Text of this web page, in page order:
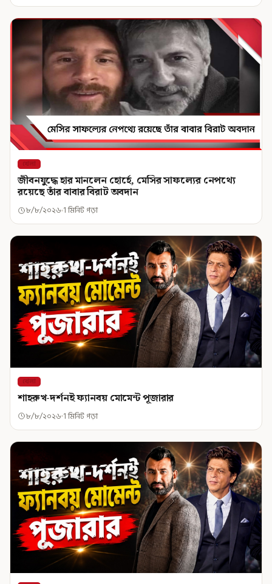
খেলা
জীবনযুদ্ধে হার মানলেন হোর্হে, মেসির সাফল্যের নেপথ্যে
রয়েছে তাঁর বাবার বিরাট অবদান
৮/৮/২০২৬ 1 মিনিট পড়া
খেলা
শাহরুখ-দর্শনই ফ্যানবয় মোমেন্ট পূজারার
৮/৮/২০২৬ 1 মিনিট পড়া